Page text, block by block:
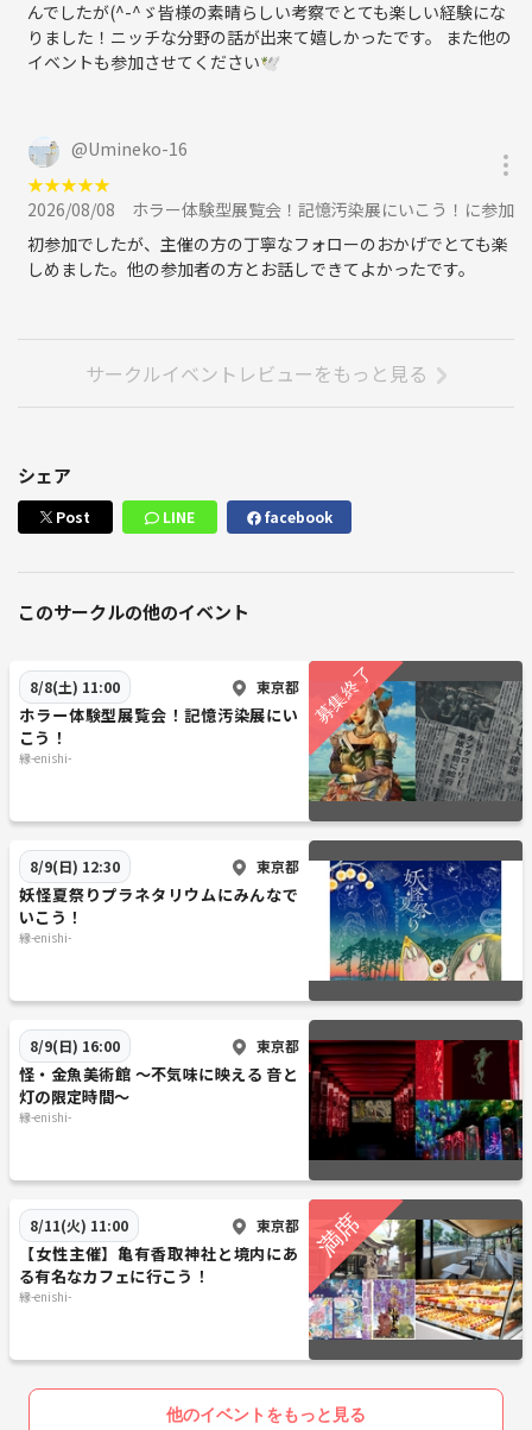
んでしたが(^-^ゞ皆様の素晴らしい考察でとても楽しい経験にな
りました！ニッチな分野の話が出来て嬉しかったです。 また他の
イベントも参加させてください🕊️
@Umineko-16
★★★★★
2026/08/08
ホラー体験型展覧会！記憶汚染展にいこう！に参加
初参加でしたが、主催の方の丁寧なフォローのおかげでとても楽
しめました。他の参加者の方とお話しできてよかったです。
サークルイベントレビューをもっと見る
シェア
Post LINE facebook
このサークルの他のイベント
8/8(土) 11:00 東京都
ホラー体験型展覧会！記憶汚染展にい
こう！
縁-enishi-
8/9(日) 12:30 東京都
妖怪夏祭りプラネタリウムにみんなで
いこう！
縁-enishi-
8/9(日) 16:00 東京都
怪・金魚美術館 ～不気味に映える 音と
灯の限定時間～
縁-enishi-
8/11(火) 11:00 東京都
【女性主催】亀有香取神社と境内にあ
る有名なカフェに行こう！
縁-enishi-
他のイベントをもっと見る